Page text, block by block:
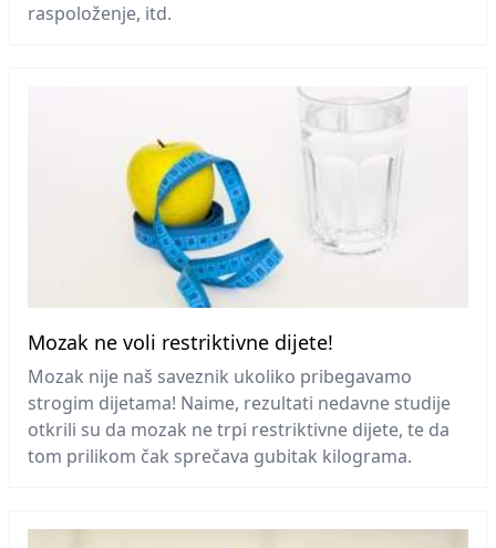
raspoloženje, itd.
Mozak ne voli restriktivne dijete!
Mozak nije naš saveznik ukoliko pribegavamo
strogim dijetama! Naime, rezultati nedavne studije
otkrili su da mozak ne trpi restriktivne dijete, te da
tom prilikom čak sprečava gubitak kilograma.